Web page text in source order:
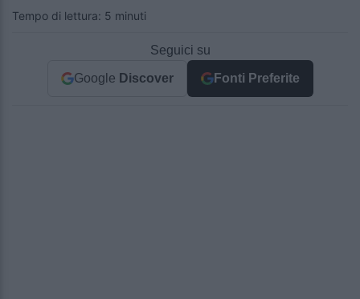
Tempo di lettura: 5 minuti
Seguici su
Google Discover Fonti Preferite